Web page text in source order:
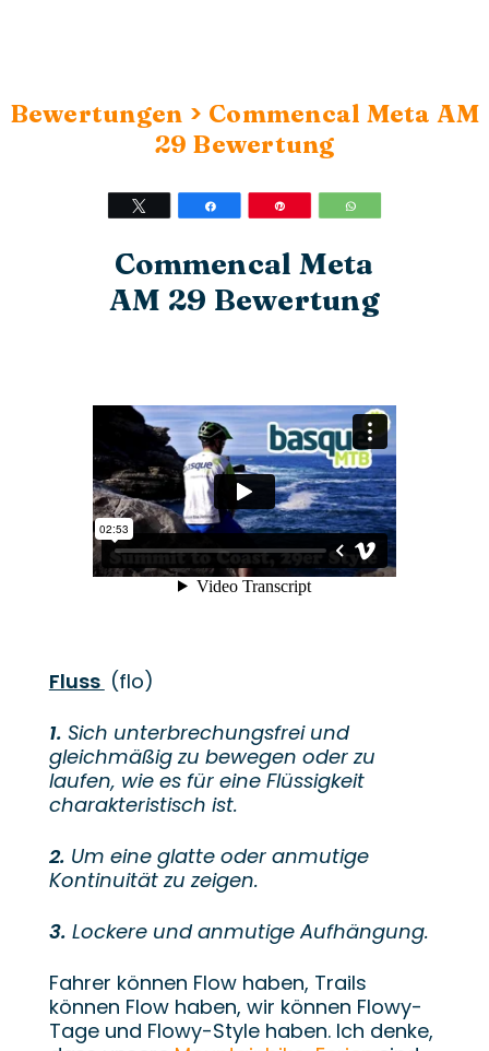
Bewertungen > Commencal Meta AM
29 Bewertung
Commencal Meta
AM 29 Bewertung
Fluss (flo)
1. Sich unterbrechungsfrei und
gleichmäßig zu bewegen oder zu
laufen, wie es für eine Flüssigkeit
charakteristisch ist.
2. Um eine glatte oder anmutige
Kontinuität zu zeigen.
3. Lockere und anmutige Aufhängung.
Fahrer können Flow haben, Trails
können Flow haben, wir können Flowy-
Tage und Flowy-Style haben. Ich denke,